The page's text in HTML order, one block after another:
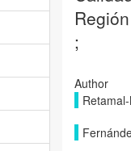
;
Author